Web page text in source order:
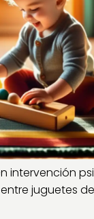
intervención
juguetes